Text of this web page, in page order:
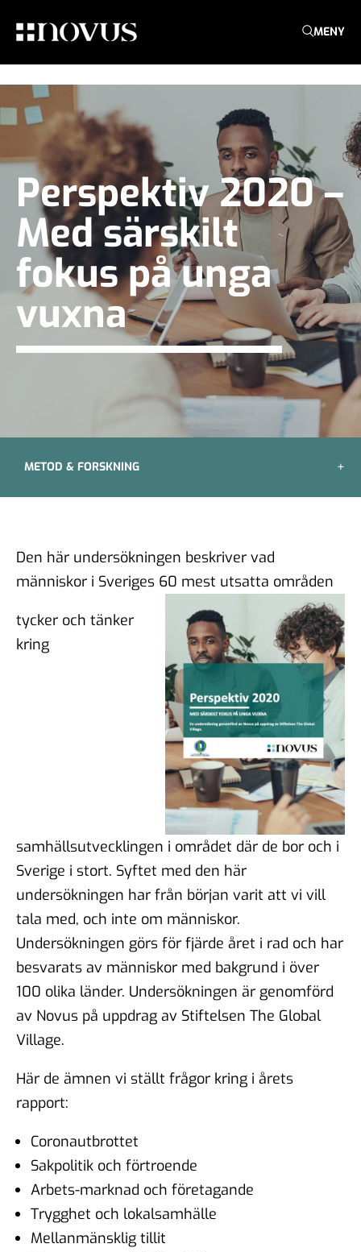
MENY
Perspektiv 2020 –
Med särskilt
fokus på unga
vuxna
METOD & FORSKNING
Den här undersökningen beskriver vad
människor i Sveriges 60 mest utsatta områden
tycker och tänker
kring
samhällsutvecklingen i området där de bor och i
Sverige i stort. Syftet med den här
undersökningen har från början varit att vi vill
tala med, och inte om människor.
Undersökningen görs för fjärde året i rad och har
besvarats av människor med bakgrund i över
100 olika länder. Undersökningen är genomförd
av Novus på uppdrag av Stiftelsen The Global
Village.
Här de ämnen vi ställt frågor kring i årets
rapport:
Coronautbrottet
Sakpolitik och förtroende
Arbets-marknad och företagande
Trygghet och lokalsamhälle
Mellanmänsklig tillit